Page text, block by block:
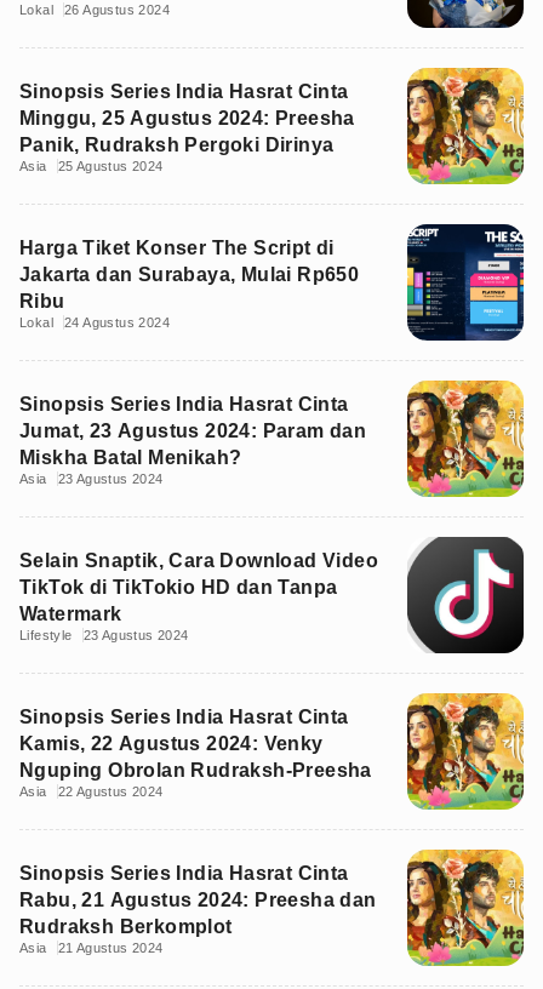
Lokal 26 Agustus 2024
Sinopsis Series India Hasrat Cinta
Minggu, 25 Agustus 2024: Preesha
Panik, Rudraksh Pergoki Dirinya
Asia 25 Agustus 2024
Harga Tiket Konser The Script di
Jakarta dan Surabaya, Mulai Rp650
Ribu
Lokal 24 Agustus 2024
Sinopsis Series India Hasrat Cinta
Jumat, 23 Agustus 2024: Param dan
Miskha Batal Menikah?
Asia 23 Agustus 2024
Selain Snaptik, Cara Download Video
TikTok di TikTokio HD dan Tanpa
Watermark
Lifestyle 23 Agustus 2024
Sinopsis Series India Hasrat Cinta
Kamis, 22 Agustus 2024: Venky
Nguping Obrolan Rudraksh-Preesha
Asia 22 Agustus 2024
Sinopsis Series India Hasrat Cinta
Rabu, 21 Agustus 2024: Preesha dan
Rudraksh Berkomplot
Asia 21 Agustus 2024